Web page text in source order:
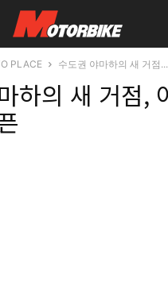
PLACE 수도권 야마하의 새 거점...
하의 새 거점,